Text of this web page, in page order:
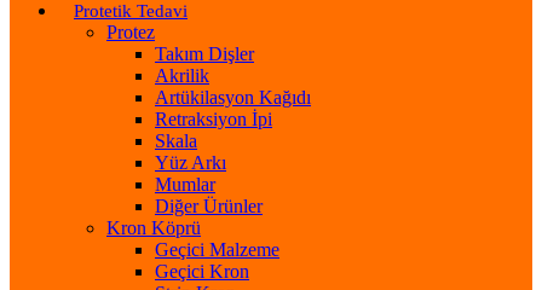
Protetik Tedavi
Protez
Takım Dişler
Akrilik
Artükilasyon Kağıdı
Retraksiyon İpi
Skala
Yüz Arkı
Mumlar
Diğer Ürünler
Kron Köprü
Geçici Malzeme
Geçici Kron